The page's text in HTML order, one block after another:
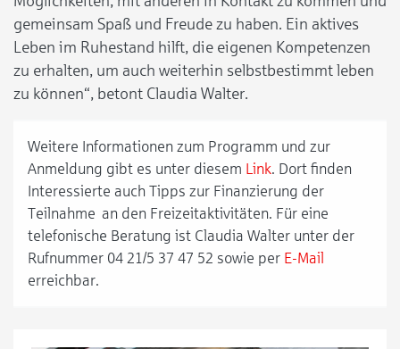
gemeinsam Spaß und Freude zu haben. Ein aktives
Leben im Ruhestand hilft, die eigenen Kompetenzen
zu erhalten, um auch weiterhin selbstbestimmt leben
zu können“, betont Claudia Walter.
Weitere Informationen zum Programm und zur
Anmeldung gibt es unter diesem Link. Dort finden
Interessierte auch Tipps zur Finanzierung der
Teilnahme an den Freizeitaktivitäten. Für eine
telefonische Beratung ist Claudia Walter unter der
Rufnummer 04 21/5 37 47 52 sowie per E-Mail
erreichbar.